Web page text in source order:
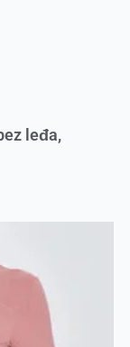
leđa,